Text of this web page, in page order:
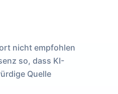
nicht empfohlen
so, dass KI-
Quelle